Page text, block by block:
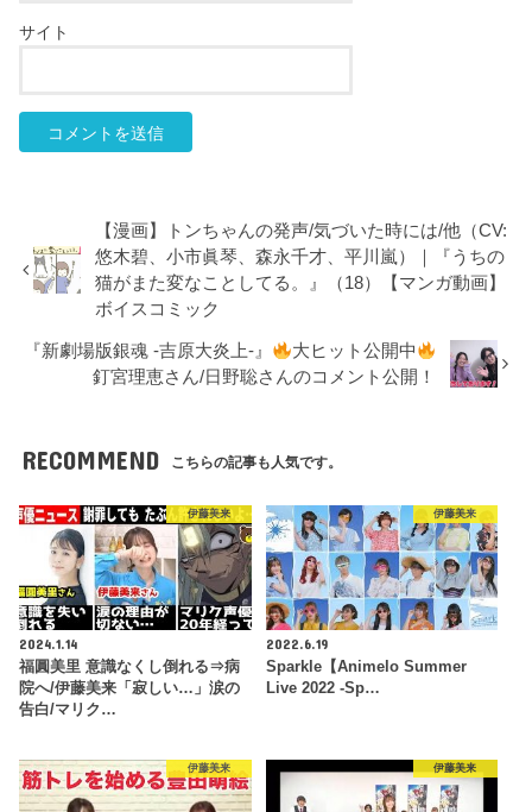
サイト
【漫画】トンちゃんの発声/気づいた時には/他（CV:
悠木碧、小市眞琴、森永千才、平川嵐）｜『うちの
猫がまた変なことしてる。』（18）【マンガ動画】
ボイスコミック
『新劇場版銀魂 -吉原大炎上-』
大ヒット公開中
釘宮理恵さん/日野聡さんのコメント公開！
RECOMMEND こちらの記事も人気です。
伊藤美来
2024.1.14
福圓美里 意識なくし倒れる⇒病
院へ/伊藤美来「寂しい…」涙の
告白/マリク…
伊藤美来
2022.6.19
Sparkle【Animelo Summer
Live 2022 -Sp…
伊藤美来 伊藤美来